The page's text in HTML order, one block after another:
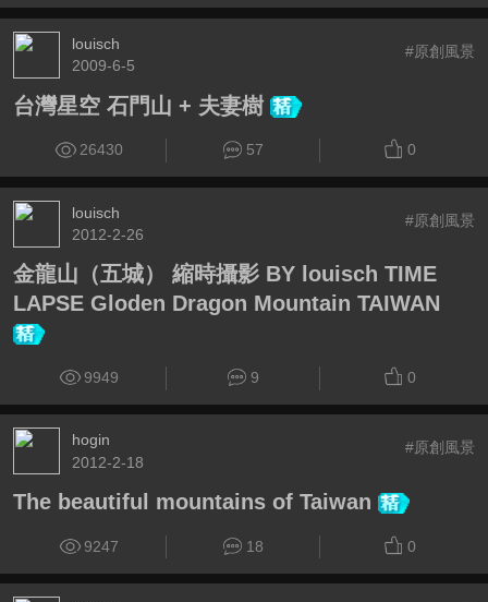
louisch
2009-6-5
#原創風景
台灣星空 石門山 + 夫妻樹
26430 57 0
louisch
2012-2-26
#原創風景
金龍山（五城） 縮時攝影 BY louisch TIME
LAPSE Gloden Dragon Mountain TAIWAN
9949 9 0
hogin
2012-2-18
#原創風景
The beautiful mountains of Taiwan
9247 18 0